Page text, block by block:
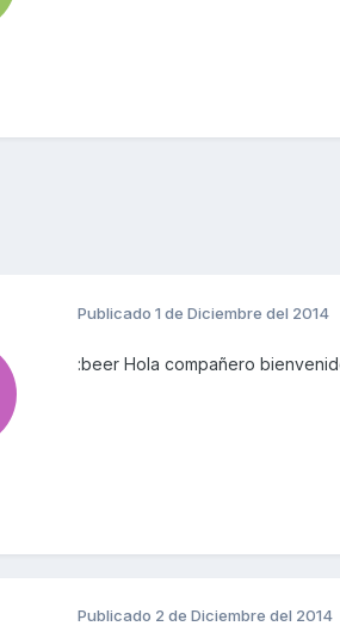
Publicado 1 de Diciembre del 2014
:beer Hola compañero
Publicado 2 de Diciembre del 2014